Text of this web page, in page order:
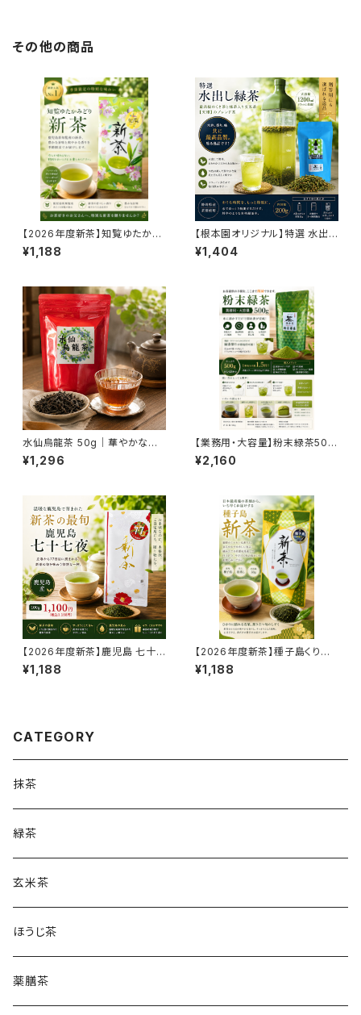
その他の商品
【2026年度新茶】知覧ゆたかみ
どり 80g｜鹿児島県知覧産 深
蒸し新茶｜濃厚なコクと芳醇な
¥1,188
【根本園オリジナル】特選 水出し
緑茶 200g｜最高級くき茶×抹
茶入り玄米茶「天印」ブレンド｜
¥1,404
水仙烏龍茶 50g｜華やかな香
りとすっきりした味わい 本格中
国烏龍茶 茶葉タイプ
¥1,296
【業務用・大容量】粉末緑茶500
g｜水で溶ける｜茶殻ゼロ｜お
茶割り対応｜飲食店向け
¥2,160
【2026年度新茶】鹿児島 七十
七夜 100g｜鹿児島県産 中蒸
し新茶｜旬を味わう人気新茶
¥1,188
【2026年度新茶】種子島くりた
わせ 50g｜鹿児島県種子島産
浅蒸し新茶｜爽やかな香りとミ
¥1,188
CATEGORY
抹茶
緑茶
玄米茶
ほうじ茶
薬膳茶